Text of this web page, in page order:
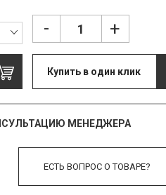
- +
Купить в один клик
МЕНЕДЖЕРА
ЕСТЬ ВОПРОС О ТОВАРЕ?